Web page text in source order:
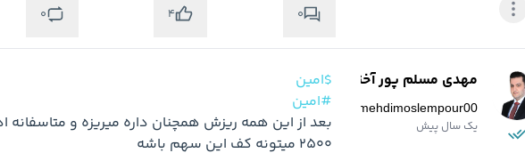
0
4
0
مهدی مسلم پور آخته خانه
mehdimoslempour00
یک سال پیش
$امین
#امین
2500 میتونه کف این سهم باشه